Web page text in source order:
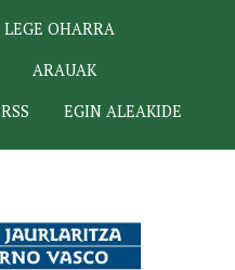
LEGE OHARRA
ARAUAK
RSS EGIN ALEAKIDE